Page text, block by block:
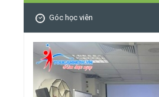
Góc học viên